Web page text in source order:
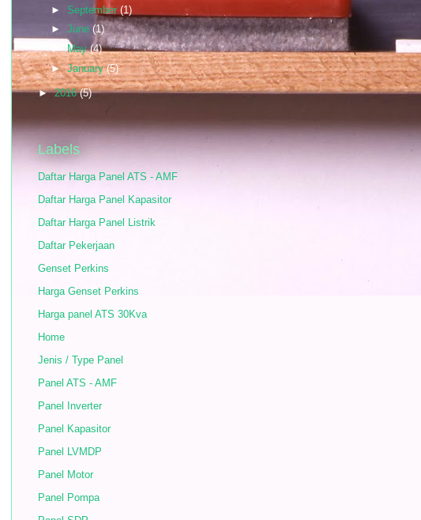
► September (1)
► June (1)
►May(4)
►January(5)
►2016(5)
Labels
Daftar Harga Panel ATS - AMF
Daftar Harga Panel Kapasitor
Daftar Harga Panel Listrik
Daftar Pekerjaan
Genset Perkins
Harga Genset Perkins
Harga panel ATS 30Kva
Home
Jenis / Type Panel
Panel ATS - AMF
Panel Inverter
Panel Kapasitor
Panel LVMDP
Panel Motor
Panel Pompa